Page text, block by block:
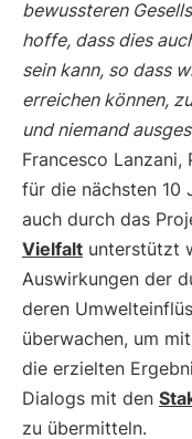
bewussteren
hoffe, dass dies
sein kann, so dass
erreichen können,
und niemand
Francesco
für die nächsten 10
auch durch das
Vielfalt unterstützt
Auswirkungen der
deren
überwachen, um mit
die erzielten
Dialogs mit den
zu übermitteln.